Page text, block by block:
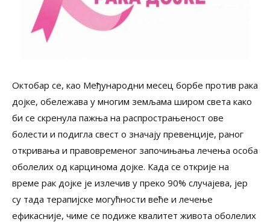
Октобар се, као Међународни месец борбе против рака
дојке, обележава у многим земљама широм света како
би се скренула пажња на распрострањеност ове
болести и подигла свест о значају превенције, раног
откривања и правовременог започињања лечења особа
оболелих од карцинома дојке. Када се открије на
време рак дојке је излечив у преко 90% случајева, јер
су тада терапијске могућности веће и лечење
ефикасније, чиме се подиже квалитет живота оболелих